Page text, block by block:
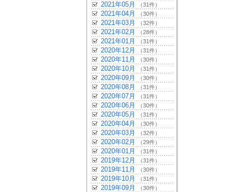
2021年05月 （31件）
2021年04月 （30件）
2021年03月 （32件）
2021年02月 （28件）
2021年01月 （31件）
2020年12月 （31件）
2020年11月 （30件）
2020年10月 （31件）
2020年09月 （30件）
2020年08月 （31件）
2020年07月 （31件）
2020年06月 （30件）
2020年05月 （31件）
2020年04月 （30件）
2020年03月 （32件）
2020年02月 （29件）
2020年01月 （31件）
2019年12月 （31件）
2019年11月 （30件）
2019年10月 （31件）
2019年09月 （30件）